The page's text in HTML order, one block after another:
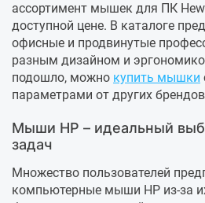
ассортимент мышек для ПК
доступной цене. В каталоге
офисные и продвинутые
разным дизайном и
подошло, можно купить мышки
параметрами от других
Мыши HP – идеальный
задач
Множество пользователей
компьютерные мыши HP из-за